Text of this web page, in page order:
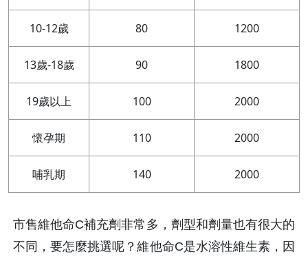
10-12歲 80 1200
13歲-18歲 90 1800
19歲以上 100 2000
懷孕期 110 2000
哺乳期 140 2000
市售維他命C補充劑非常多，劑型和劑量也有很大的
不同，要怎麼挑選呢？維他命C是水溶性維生素，因